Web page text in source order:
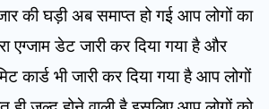
की घड़ी अब समाप्त हो गई आप लोगों का
एग्जाम डेट जारी कर दिया गया है और
कार्ड भी जारी कर दिया गया है आप लोगों